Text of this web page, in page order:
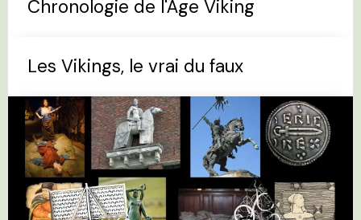
Chronologie de l'Âge Viking
Les Vikings, le vrai du faux